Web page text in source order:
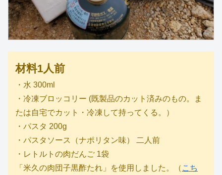
材料1人前
・水 300ml
・冷凍ブロッコリー (既製品のカット済みのもの。ま
たは自宅でカット・冷凍して持ってくる。）
・パスタ 200g
・パスタソース（ナポリタン味） 二人前
・レトルトの肉だんご 1袋
「米久の肉団子黒酢たれ」を使用しました。（ こち